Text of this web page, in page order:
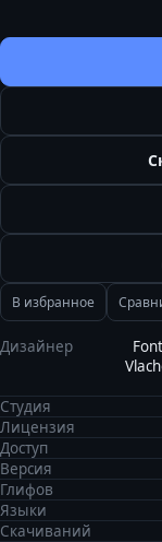
В избранное
Дизайнер
Студия
Лицензия
Доступ
Версия
Глифов
Языки
Скачиваний